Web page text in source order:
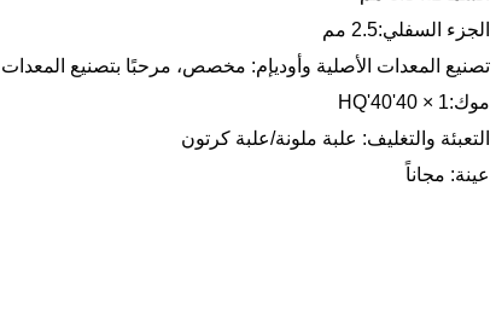
الجزء السفلي:2.5 مم
تصنيع المعدات الأصلية وأوديإم: مخصص، مرحبًا بتصنيع المعدات
موك:1 × 40'40'HQ
التعبئة والتغليف: علبة ملونة/علبة كرتون
عينة: مجاناً